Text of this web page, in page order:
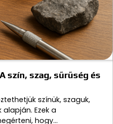
szín, szag, sűrűség és
színük, szaguk,
Ezek a
hogy…